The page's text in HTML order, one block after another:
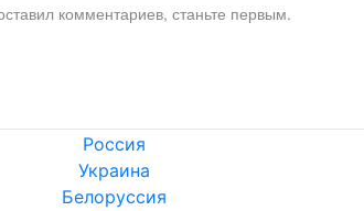
комментариев, станьте первым.
Россия
Украина
Белоруссия